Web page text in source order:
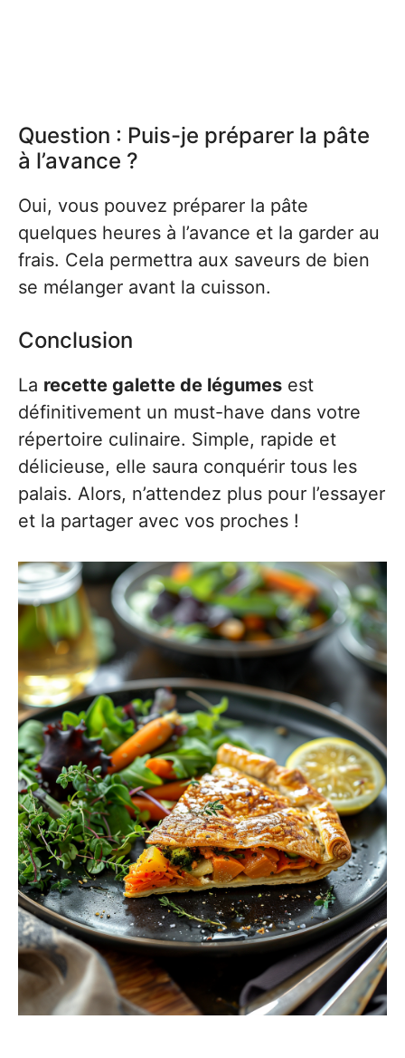
Question : Puis-je préparer la pâte
à l’avance ?
Oui, vous pouvez préparer la pâte
quelques heures à l’avance et la garder au
frais. Cela permettra aux saveurs de bien
se mélanger avant la cuisson.
Conclusion
La recette galette de légumes est
définitivement un must-have dans votre
répertoire culinaire. Simple, rapide et
délicieuse, elle saura conquérir tous les
palais. Alors, n’attendez plus pour l’essayer
et la partager avec vos proches !